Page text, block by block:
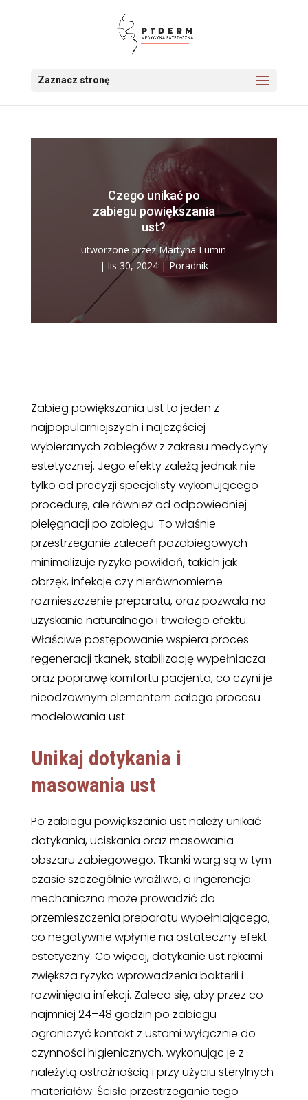
Zaznacz stronę
Czego unikać po
zabiegu powiększania
ust?
utworzone przezMartyna Lumin
| lis 30, 2024| Poradnik
Zabieg powiększania ust to jeden z
najpopularniejszych i najczęściej
wybieranych zabiegów z zakresu medycyny
estetycznej. Jego efekty zależą jednak nie
tylko od precyzji specjalisty wykonującego
procedurę, ale również od odpowiedniej
pielęgnacji po zabiegu. To właśnie
przestrzeganie zaleceń pozabiegowych
minimalizuje ryzyko powikłań, takich jak
obrzęk, infekcje czy nierównomierne
rozmieszczenie preparatu, oraz pozwala na
uzyskanie naturalnego i trwałego efektu.
Właściwe postępowanie wspiera proces
regeneracji tkanek, stabilizację wypełniacza
oraz poprawę komfortu pacjenta, co czyni je
nieodzownym elementem całego procesu
modelowania ust.
Unikaj dotykania i
masowania ust
Po zabiegu powiększania ust należy unikać
dotykania, uciskania oraz masowania
obszaru zabiegowego. Tkanki warg są w tym
czasie szczególnie wrażliwe, a ingerencja
mechaniczna może prowadzić do
przemieszczenia preparatu wypełniającego,
co negatywnie wpłynie na ostateczny efekt
estetyczny. Co więcej, dotykanie ust rękami
zwiększa ryzyko wprowadzenia bakterii i
rozwinięcia infekcji. Zaleca się, aby przez co
najmniej 24–48 godzin po zabiegu
ograniczyć kontakt z ustami wyłącznie do
czynności higienicznych, wykonując je z
należytą ostrożnością i przy użyciu sterylnych
materiałów. Ścisłe przestrzeganie tego